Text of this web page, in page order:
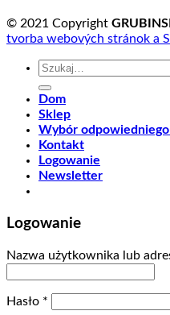
© 2021 Copyright
tvorba webových stránok a
Szukaj:
Dom
Sklep
Wybór
Kontakt
Logowanie
Newsletter
Logowanie
Nazwa użytkownika lub
Hasło *